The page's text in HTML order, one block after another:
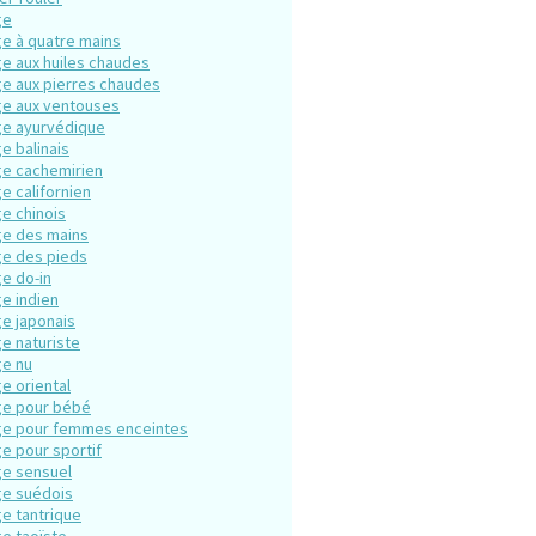
à quatre mains
aux huiles chaudes
aux pierres chaudes
aux ventouses
ayurvédique
balinais
cachemirien
californien
chinois
des mains
des pieds
do-in
indien
japonais
naturiste
nu
oriental
pour bébé
pour femmes enceintes
pour sportif
sensuel
suédois
tantrique